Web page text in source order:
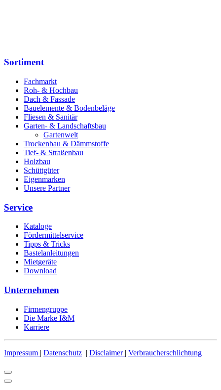
Sortiment
Fachmarkt
Roh- & Hochbau
Dach & Fassade
Bauelemente & Bodenbeläge
Fliesen & Sanitär
Garten- & Landschaftsbau
Gartenwelt
Trockenbau & Dämmstoffe
Tief- & Straßenbau
Holzbau
Schüttgüter
Eigenmarken
Unsere Partner
Service
Kataloge
Fördermittelservice
Tipps & Tricks
Bastelanleitungen
Mietgeräte
Download
Unternehmen
Firmengruppe
Die Marke I&M
Karriere
Impressum | Datenschutz | Disclaimer | Verbraucherschlichtung